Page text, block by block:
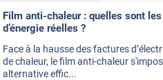
Film anti-chaleur : quelles sont
d’énergie réelles ?
Face à la hausse des factures
de chaleur, le film anti-chaleur
alternative effic...